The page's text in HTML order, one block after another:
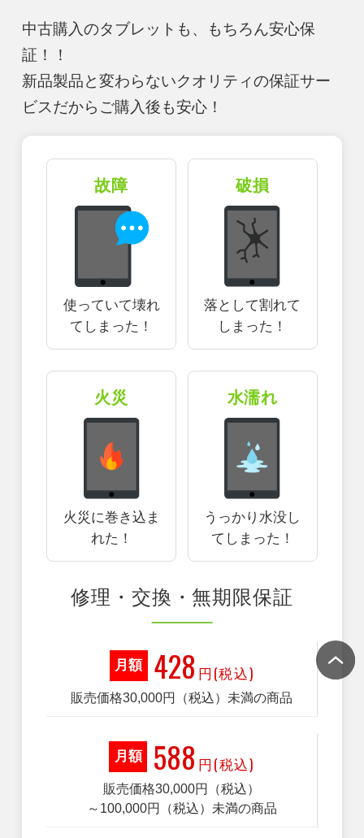
中古購入のタブレットも、もちろん安心保
証！！
新品製品と変わらないクオリティの保証サー
ビスだからご購入後も安心！
故障
使っていて壊れ
てしまった！
破損
落として割れて
しまった！
火災
火災に巻き込ま
れた！
水濡れ
うっかり水没し
てしまった！
修理・交換・無期限保証
月額 428 円(税込)
販売価格30,000円（税込）未満の商品
月額 588 円(税込)
販売価格30,000円（税込）
～100,000円（税込）未満の商品